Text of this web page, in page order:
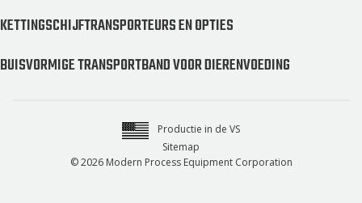
KETTINGSCHIJFTRANSPORTEURS EN OPTIES
BUISVORMIGE TRANSPORTBAND VOOR DIERENVOEDING
Productie in de VS
Sitemap
© 2026 Modern Process Equipment Corporation